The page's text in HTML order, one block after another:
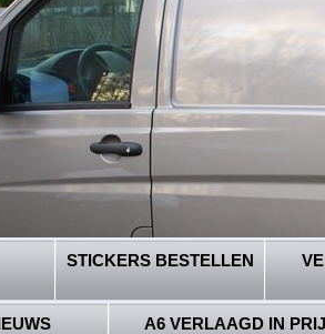
STICKERS BESTELLEN
A6 VERLAAGD IN